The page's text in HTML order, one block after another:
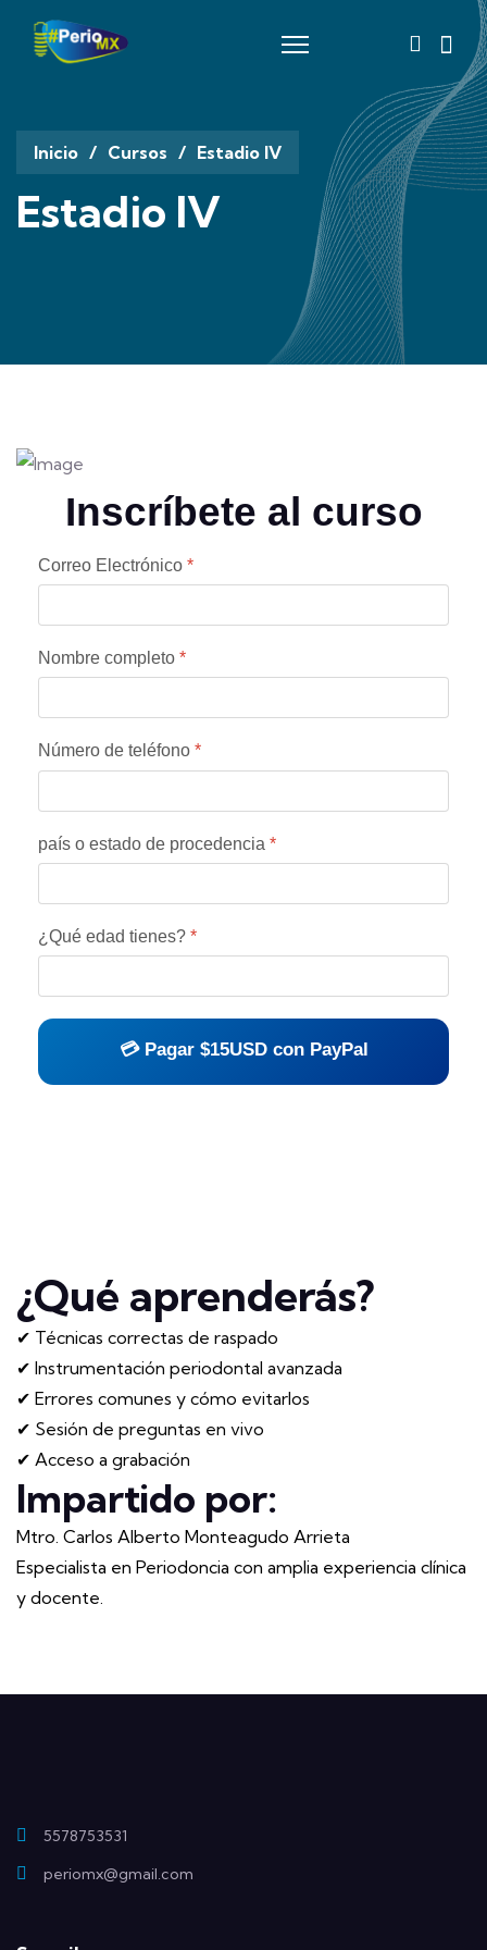
fas
glass
Estadio IV
Inicio Cursos Estadio IV
Inscríbete al curso
Correo Electrónico *
Nombre completo *
Número de teléfono *
país o estado de procedencia *
¿Qué edad tienes? *
💳 Pagar $15USD con PayPal
¿Qué aprenderás?
✔ Técnicas correctas de raspado
✔ Instrumentación periodontal avanzada
✔ Errores comunes y cómo evitarlos
✔ Sesión de preguntas en vivo
✔ Acceso a grabación
Impartido por:
Mtro. Carlos Alberto Monteagudo Arrieta
Especialista en Periodoncia con amplia experiencia clínica
y docente.
5578753531
periomx@gmail.com